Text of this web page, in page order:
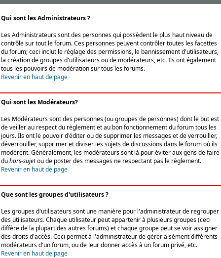
Qui sont les Administrateurs ?
Les Administrateurs sont des personnes qui possèdent le plus haut niveau de
contrôle sur tout le forum. Ces personnes peuvent contrôler toutes les facettes
du forum; ceci inclut le réglage des permissions, le bannissement d'utilisateurs,
la création de groupes d'utilisateurs ou de modérateurs, etc. Ils ont également
tous les pouvoirs de modération sur tous les forums.
Revenir en haut de page
Qui sont les Modérateurs?
Les Modérateurs sont des personnes (ou groupes de personnes) dont le but est
de veiller au respect du règlement et au bon fonctionnement du forum tous les
jours. Ils ont le pouvoir d'éditer ou de supprimer les messages et de verrouiller,
déverrouiller, supprimer et diviser les sujets de discussions dans le forum où ils
modèrent. Généralement, les modérateurs sont là pour éviter aux gens de faire
duhors-sujetou de poster des messages ne respectant pas le règlement.
Revenir en haut de page
Que sont les groupes d'utilisateurs ?
Les groupes d'utilisateurs sont une manière pour l'administrateur de regrouper
des utilisateurs. Chaque utilisateur peut appartenir à plusieurs groupes (ceci
diffère de la plupart des autres forums) et chaque groupe peut se voir assigner
des droits d'accès. Ceci permet à l'administrateur de gérer aisément différents
modérateurs d'un forum, ou de leur donner accès à un forum privé, etc.
Revenir en haut de page